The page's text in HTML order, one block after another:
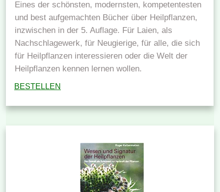
Eines der schönsten, modernsten, kompetentesten
und best aufgemachten Bücher über Heilpflanzen,
inzwischen in der 5. Auflage. Für Laien, als
Nachschlagewerk, für Neugierige, für alle, die sich
für Heilpflanzen interessieren oder die Welt der
Heilpflanzen kennen lernen wollen.
BESTELLEN